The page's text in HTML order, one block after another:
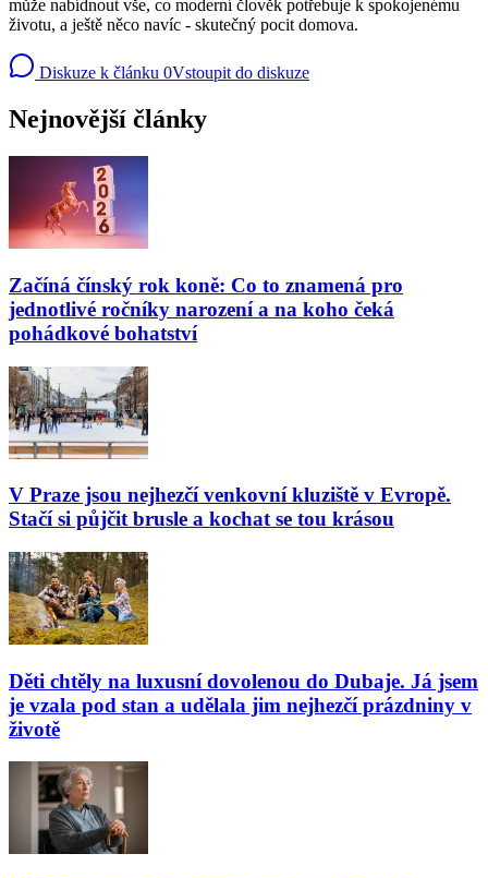
může nabídnout vše, co moderní člověk potřebuje k spokojenému
životu, a ještě něco navíc - skutečný pocit domova.
Diskuze k článku 0Vstoupit do diskuze
Nejnovější články
Začíná čínský rok koně: Co to znamená pro
jednotlivé ročníky narození a na koho čeká
pohádkové bohatství
V Praze jsou nejhezčí venkovní kluziště v Evropě.
Stačí si půjčit brusle a kochat se tou krásou
Děti chtěly na luxusní dovolenou do Dubaje. Já jsem
je vzala pod stan a udělala jim nejhezčí prázdniny v
životě